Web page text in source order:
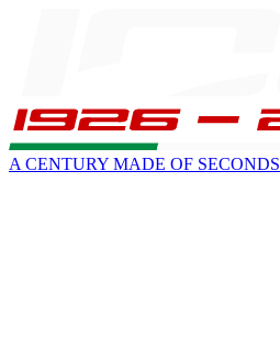
A CENTURY MADE OF SECONDS